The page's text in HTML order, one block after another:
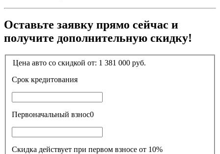
Оставьте заявку прямо сейчас и
получите дополнительную скидку!
Цена авто со скидкой от: 1 381 000 руб.
Срок кредитования
Первоначальный взнос0
Скидка действует при первом взносе от 10%